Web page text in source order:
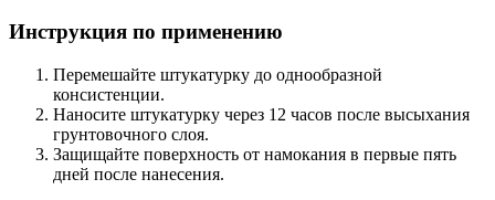
Инструкция по применению
Перемешайте штукатурку до однообразной
консистенции.
Наносите штукатурку через 12 часов после высыхания
грунтовочного слоя.
Защищайте поверхность от намокания в первые пять
дней после нанесения.